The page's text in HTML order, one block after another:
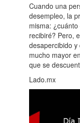
Cuando una
desempleo, la
misma:
recibiré? Pero,
desapercibido
mucho mayor
que se
Lado.mx